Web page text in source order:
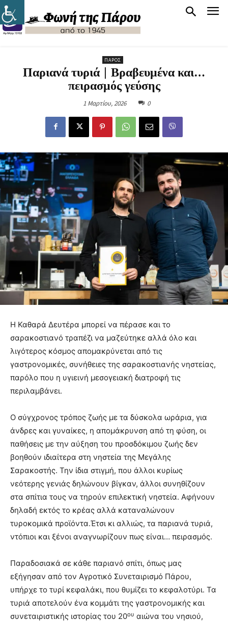
ΠΆΡΟΣ
Παριανά τυριά | Βραβευμένα και…
πειρασμός γεύσης
1 Μαρτίου, 2026 0
Η Καθαρά Δευτέρα μπορεί να πέρασε και το
σαρακοστιανό τραπέζι να μαζεύτηκε αλλά όλο και
λιγότερος κόσμος απομακρύνεται από τις
γαστρονομικές, συνήθειες της σαρακοστιανής νηστείας,
παρόλο που η υγιεινή μεσογειακή διατροφή τις
περιλαμβάνει.
Ο σύγχρονος τρόπος ζωής με τα δύσκολα ωράρια, για
άνδρες και γυναίκες, η απομάκρυνση από τη φύση, οι
παθήσεις με την αύξηση του προσδόκιμου ζωής δεν
βοηθούν ιδιαίτερα στη νηστεία της Μεγάλης
Σαρακοστής. Την ίδια στιγμή, που άλλοι κυρίως
νεότερης γενιάς δηλώνουν βίγκαν, άλλοι συνηθίζουν
στα σπίτια τους να τηρούν επιλεκτική νηστεία. Αφήνουν
δηλαδή εκτός το κρέας αλλά καταναλώνουν
τυροκομικά προϊόντα.Έτσι κι αλλιώς, τα παριανά τυριά,
ντόπιοι και ξένοι αναγνωρίζουν πως είναι… πειρασμός.
Παραδοσιακά σε κάθε παριανό σπίτι, όπως μας
εξήγησαν από τον Αγροτικό Συνεταιρισμό Πάρου,
υπήρχε το τυρί κεφαλάκι, που θυμίζει το κεφαλοτύρι. Τα
τυριά αποτελούν ένα κομμάτι της γαστρονομικής και
συνεταιριστικής ιστορίας του 20ου αιώνα του νησιού,